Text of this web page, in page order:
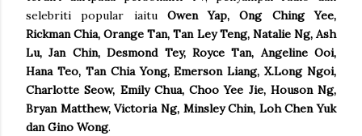
selebriti popular iaitu Owen Yap, Ong Ching Yee,
Rickman Chia, Orange Tan, Tan Ley Teng, Natalie Ng, Ash
Lu, Jan Chin, Desmond Tey, Royce Tan, Angeline Ooi,
Hana Teo, Tan Chia Yong, Emerson Liang, X.Long Ngoi,
Charlotte Seow, Emily Chua, Choo Yee Jie, Houson Ng,
Bryan Matthew, Victoria Ng, Minsley Chin, Loh Chen Yuk
dan Gino Wong.